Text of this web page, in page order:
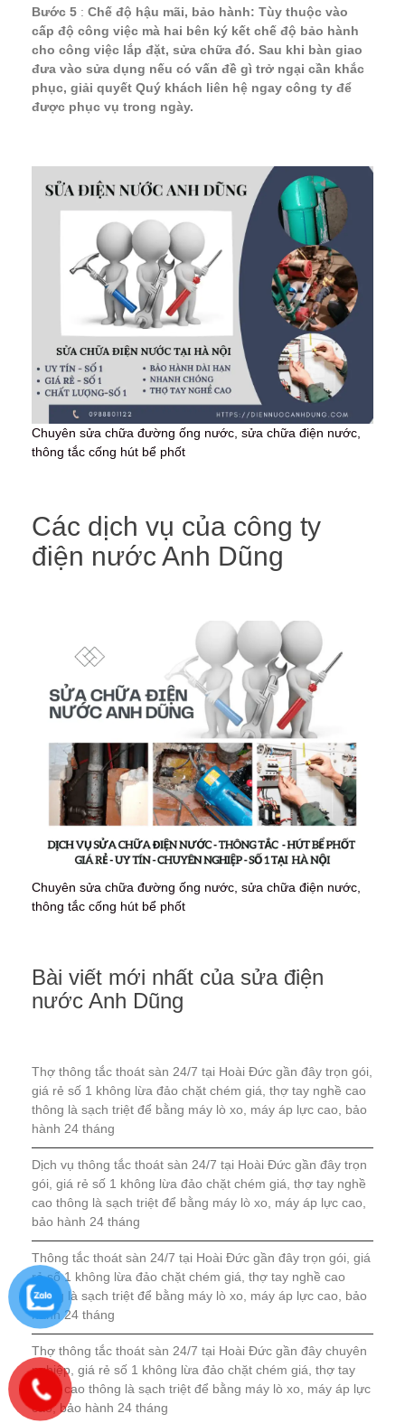
Bước 5 : Chế độ hậu mãi, bảo hành: Tùy thuộc vào
cấp độ công việc mà hai bên ký kết chế độ bảo hành
cho công việc lắp đặt, sửa chữa đó. Sau khi bàn giao
đưa vào sửa dụng nếu có vấn đề gì trở ngại cần khắc
phục, giải quyết Quý khách liên hệ ngay công ty để
được phục vụ trong ngày.
Chuyên sửa chữa đường ống nước, sửa chữa điện nước,
thông tắc cống hút bể phốt
Các dịch vụ của công ty
điện nước Anh Dũng
Chuyên sửa chữa đường ống nước, sửa chữa điện nước,
thông tắc cống hút bể phốt
Bài viết mới nhất của sửa điện
nước Anh Dũng
Thợ thông tắc thoát sàn 24/7 tại Hoài Đức gần đây trọn gói,
giá rẻ số 1 không lừa đảo chặt chém giá, thợ tay nghề cao
thông là sạch triệt để bằng máy lò xo, máy áp lực cao, bảo
hành 24 tháng
Dịch vụ thông tắc thoát sàn 24/7 tại Hoài Đức gần đây trọn
gói, giá rẻ số 1 không lừa đảo chặt chém giá, thợ tay nghề
cao thông là sạch triệt để bằng máy lò xo, máy áp lực cao,
bảo hành 24 tháng
Thông tắc thoát sàn 24/7 tại Hoài Đức gần đây trọn gói, giá
rẻ số 1 không lừa đảo chặt chém giá, thợ tay nghề cao
thông là sạch triệt để bằng máy lò xo, máy áp lực cao, bảo
hành 24 tháng
Thợ thông tắc thoát sàn 24/7 tại Hoài Đức gần đây chuyên
nghiệp, giá rẻ số 1 không lừa đảo chặt chém giá, thợ tay
nghề cao thông là sạch triệt để bằng máy lò xo, máy áp lực
cao, bảo hành 24 tháng